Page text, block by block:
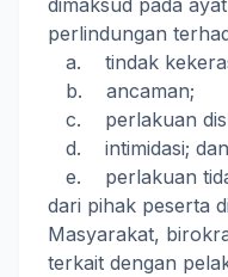
perlindungan
a. tindak
b. ancaman;
c. perlakuan
d. intimidasi;
e. perlakuan
dari pihak peserta
Masyarakat,
terkait dengan